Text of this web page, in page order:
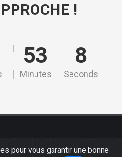
!
53
Minutes
8
Seconds
Home
/ CGU / Contact
pour vous garantir une bonne